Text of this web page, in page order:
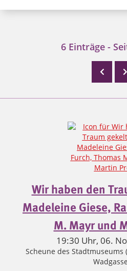
6 Einträge -
Wir haben den
Madeleine Giese,
M. Mayr und
19:30 Uhr, 06.
Scheune des